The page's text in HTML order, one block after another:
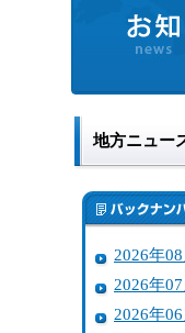
地方ニュー
2026年08
2026年07
2026年06